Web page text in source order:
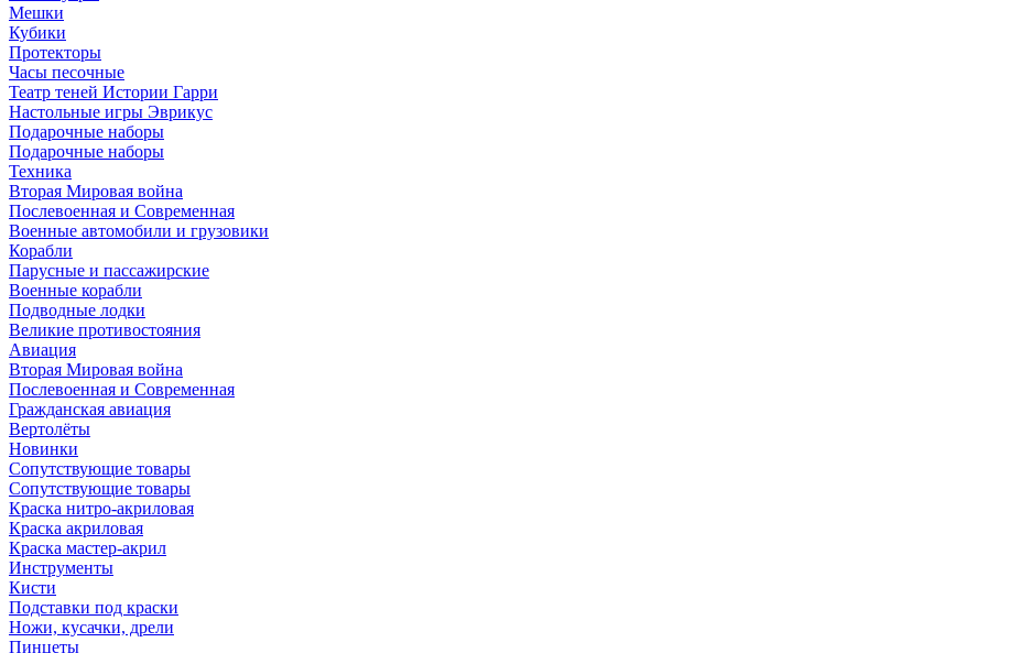
Мешки
Кубики
Протекторы
Часы песочные
Театр теней Истории Гарри
Настольные игры Эврикус
Подарочные наборы
Подарочные наборы
Техника
Вторая Мировая война
Послевоенная и Современная
Военные автомобили и грузовики
Корабли
Парусные и пассажирские
Военные корабли
Подводные лодки
Великие противостояния
Авиация
Вторая Мировая война
Послевоенная и Современная
Гражданская авиация
Вертолёты
Новинки
Сопутствующие товары
Сопутствующие товары
Краска нитро-акриловая
Краска акриловая
Краска мастер-акрил
Инструменты
Кисти
Подставки под краски
Ножи, кусачки, дрели
Пинцеты